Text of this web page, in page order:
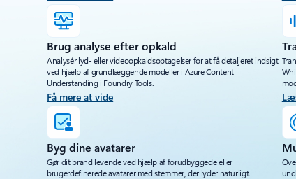
Brug analyse efter opkald
Analysér lyd- eller videoopkaldsoptagelser for at få detaljeret indsigt
ved hjælp af grundlæggende modeller i Azure Content
Understanding i Foundry Tools.
Få mere at vide
Byg dine avatarer
Gør dit brand levende ved hjælp af forudbyggede eller
brugerdefinerede avatarer med stemmer, der lyder naturligt.